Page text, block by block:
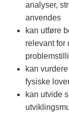
r
k
analyser,
anvendes
kan utføre
relevant for
kan
fysiske
kan utvide